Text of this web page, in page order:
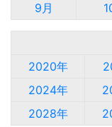
9月
2020年
2024年
2028年